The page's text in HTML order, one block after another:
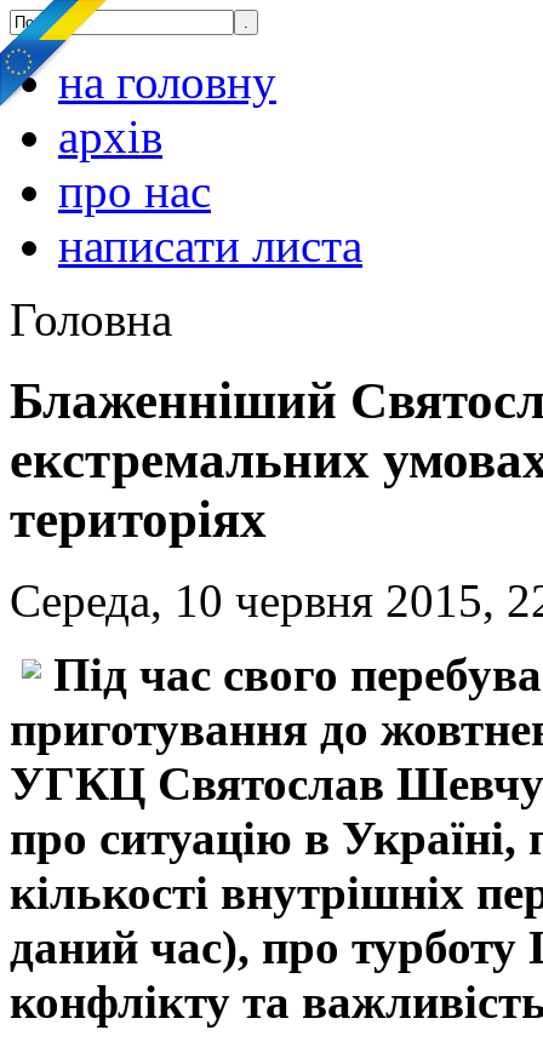
на головну
архів
про нас
написати листа
Головна
Блаженніший
екстремальних
територіях
Середа, 10 червня 2015,
Під час свого
приготування до
УГКЦ Святослав
про ситуацію в Україні,
кількості внутрішніх
даний час), про
конфлікту та